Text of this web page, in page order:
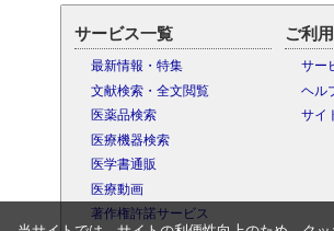
サービス一覧
最新情報・特集
文献検索・全文閲覧
医薬品検索
医療機器検索
医学書通販
医療動画
著作権許諾サービス
ご利
サー
ヘル
サイ